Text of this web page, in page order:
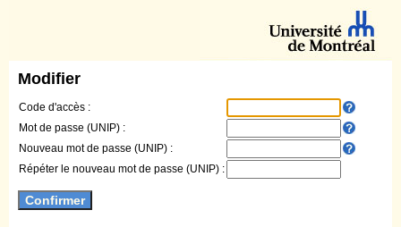
Modifier
Code d'accès :
Mot de passe (UNIP) :
Nouveau mot de passe (UNIP) :
Répéter le nouveau mot de passe (UNIP) :